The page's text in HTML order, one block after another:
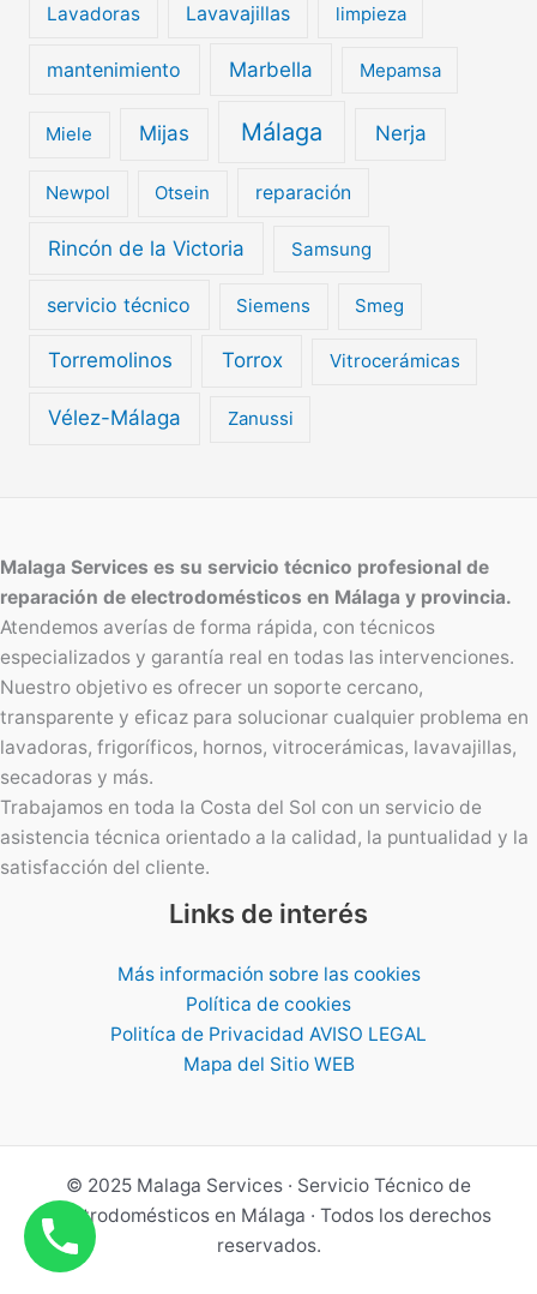
Lavadoras Lavavajillas limpieza
mantenimiento Marbella Mepamsa
Miele Mijas Málaga Nerja
Newpol Otsein reparación
Rincón de la Victoria Samsung
servicio técnico Siemens Smeg
Torremolinos Torrox Vitrocerámicas
Vélez-Málaga Zanussi
Malaga Services es su servicio técnico profesional de
reparación de electrodomésticos en Málaga y provincia.
Atendemos averías de forma rápida, con técnicos
especializados y garantía real en todas las intervenciones.
Nuestro objetivo es ofrecer un soporte cercano,
transparente y eficaz para solucionar cualquier problema en
lavadoras, frigoríficos, hornos, vitrocerámicas, lavavajillas,
secadoras y más.
Trabajamos en toda la Costa del Sol con un servicio de
asistencia técnica orientado a la calidad, la puntualidad y la
satisfacción del cliente.
Links de interés
Más información sobre las cookies
Política de cookies
Politíca de Privacidad AVISO LEGAL
Mapa del Sitio WEB
© 2025 Malaga Services · Servicio Técnico de
Electrodomésticos en Málaga · Todos los derechos
reservados.